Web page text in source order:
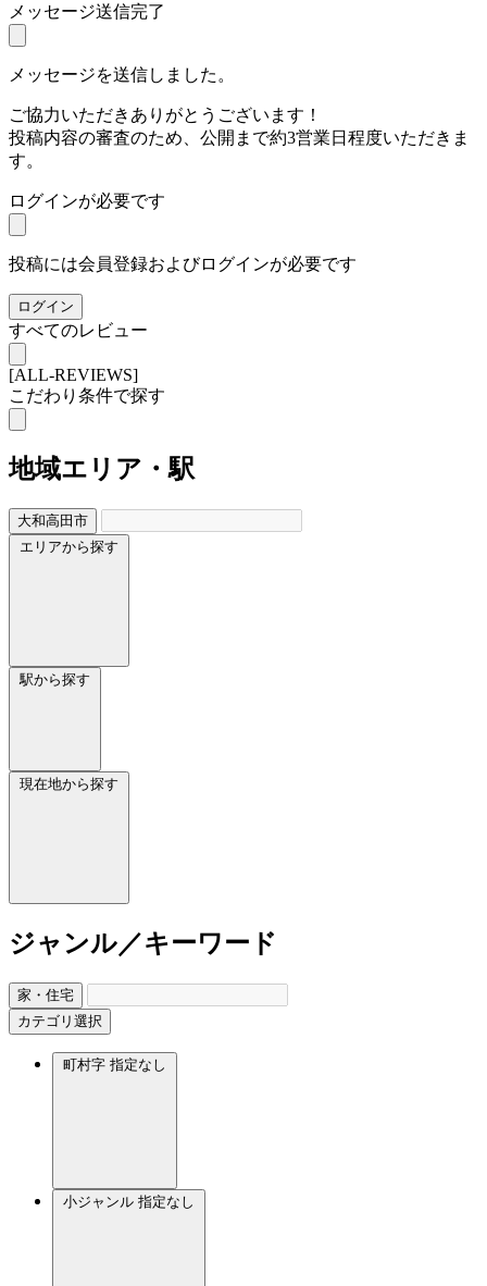
メッセージ送信完了
メッセージを送信しました。
ご協力いただきありがとうございます！
投稿内容の審査のため、公開まで約3営業日程度いただきま
す。
ログインが必要です
投稿には会員登録およびログインが必要です
ログイン
すべてのレビュー
[ALL-REVIEWS]
こだわり条件で探す
地域エリア・駅
大和高田市
エリアから探す
駅から探す
現在地から探す
ジャンル／キーワード
家・住宅
カテゴリ選択
町村字 指定なし
小ジャンル 指定なし